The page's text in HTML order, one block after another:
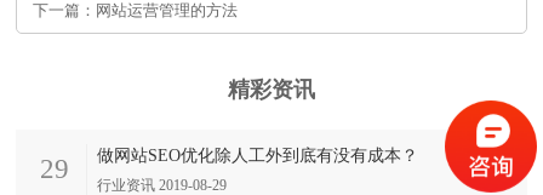
下一篇：网站运营管理的方法
精彩资讯
29 做网站SEO优化除人工外到底有没有成本？
行业资讯 2019-08-29